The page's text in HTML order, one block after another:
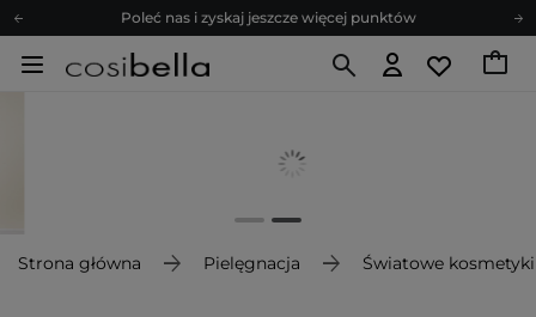
Poleć nas i zyskaj jeszcze więcej punktów
Zapisz się na newsletter pełen porad
Poleć nas i zyskaj jeszcze więcej punktów
Strona główna Pielęgnacja Światowe kosmetyki